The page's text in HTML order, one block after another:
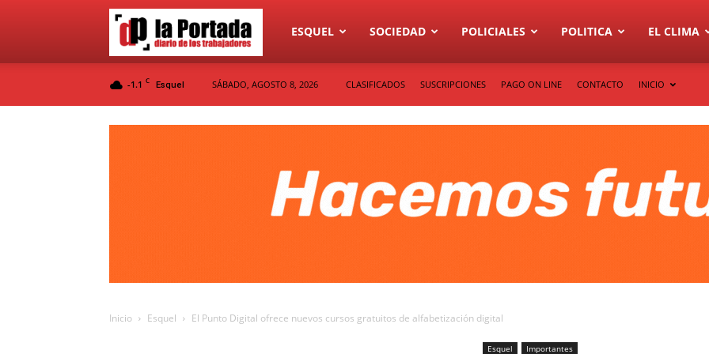
Diario
ESQUEL SOCIEDAD POLICIALES POLITICA EL CLIMA
-1.1 C Esquel SÁBADO, AGOSTO 8, 2026 CLASIFICADOS SUSCRIPCIONES PAGO ON LINE CONTACTO INICIO
Inicio Esquel El Punto Digital ofrece nuevos cursos gratuitos de alfabetización digital
Esquel Importantes